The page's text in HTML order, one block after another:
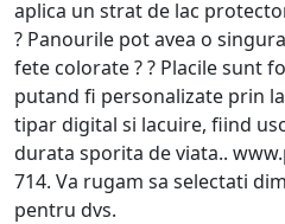
aplica un strat de lac
? Panourile pot avea o
fete colorate ? ? Placile sunt
putand fi personalizate prin
tipar digital si lacuire, fiind
durata sporita de viata..
714. Va rugam sa selectati
pentru dvs.